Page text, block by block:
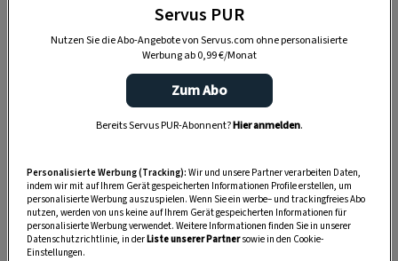
DAS KÖNNTE SIE AUCH INTERESSIEREN
Servus PUR
Nutzen Sie die Abo-Angebote von Servus.com ohne personalisierte
Werbung ab 0,99 €/Monat
Zum Abo
Bereits Servus PUR-Abonnent?Hier anmelden.
Personalisierte Werbung (Tracking): Wir und unsere Partner verarbeiten Daten,
indem wir mit auf Ihrem Gerät gespeicherten Informationen Profile erstellen, um
personalisierte Werbung auszuspielen. Wenn Sie ein werbe– und trackingfreies Abo
nutzen, werden von uns keine auf Ihrem Gerät gespeicherten Informationen für
personalisierte Werbung verwendet. Weitere Informationen finden Sie in unserer
Datenschutzrichtlinie, in derListe unserer Partnersowie in den Cookie-
Einstellungen.